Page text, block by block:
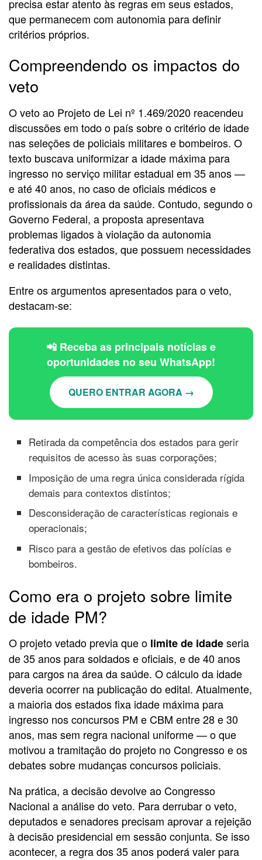
precisa estar atento às regras em seus estados,
que permanecem com autonomia para definir
critérios próprios.
Compreendendo os impactos do
veto
O veto ao Projeto de Lei nº 1.469/2020 reacendeu
discussões em todo o país sobre o critério de idade
nas seleções de policiais militares e bombeiros. O
texto buscava uniformizar a idade máxima para
ingresso no serviço militar estadual em 35 anos —
e até 40 anos, no caso de oficiais médicos e
profissionais da área da saúde. Contudo, segundo o
Governo Federal, a proposta apresentava
problemas ligados à violação da autonomia
federativa dos estados, que possuem necessidades
e realidades distintas.
Entre os argumentos apresentados para o veto,
destacam-se:
📲 Receba as principais notícias e
oportunidades no seu WhatsApp!
QUERO ENTRAR AGORA →
Retirada da competência dos estados para gerir
requisitos de acesso às suas corporações;
Imposição de uma regra única considerada rígida
demais para contextos distintos;
Desconsideração de características regionais e
operacionais;
Risco para a gestão de efetivos das polícias e
bombeiros.
Como era o projeto sobre limite
de idade PM?
O projeto vetado previa que o limite de idadeseria
de 35 anos para soldados e oficiais, e de 40 anos
para cargos na área da saúde. O cálculo da idade
deveria ocorrer na publicação do edital. Atualmente,
a maioria dos estados fixa idade máxima para
ingresso nos concursos PM e CBM entre 28 e 30
anos, mas sem regra nacional uniforme — o que
motivou a tramitação do projeto no Congresso e os
debates sobre mudanças concursos policiais.
Na prática, a decisão devolve ao Congresso
Nacional a análise do veto. Para derrubar o veto,
deputados e senadores precisam aprovar a rejeição
à decisão presidencial em sessão conjunta. Se isso
acontecer, a regra dos 35 anos poderá valer para